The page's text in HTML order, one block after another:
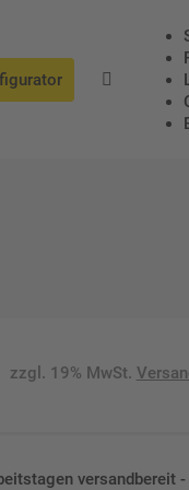
zzgl. 19% MwSt.
versandbereit -